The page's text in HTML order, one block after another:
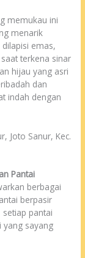
memukau ini
menarik
emas,
terkena sinar
hijau yang asri
dan
indah dengan
Joto Sanur, Kec.
Pantai
berbagai
berpasir
pantai
yang sayang